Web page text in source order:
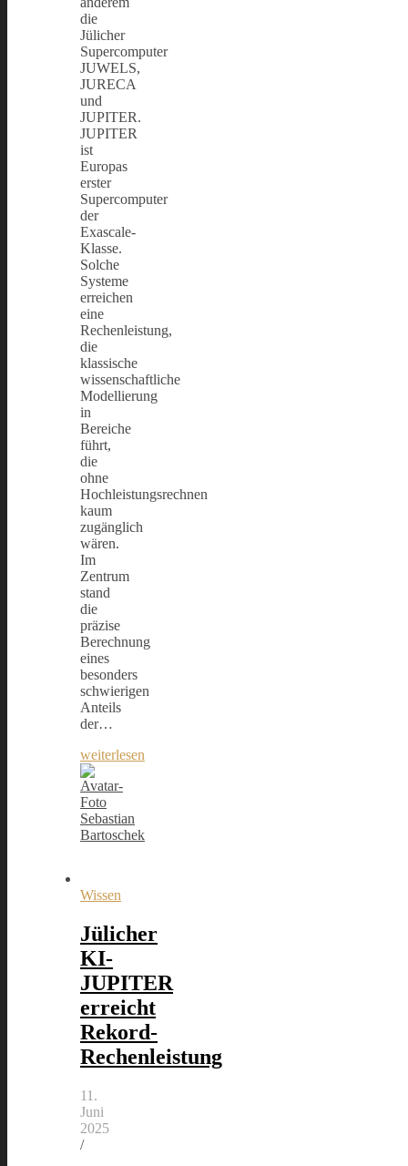
die
Jülicher
Supercomputer
JUWELS,
JURECA
und
JUPITER.
JUPITER
ist
Europas
erster
Supercomputer
der
Exascale-
Klasse.
Solche
Systeme
erreichen
eine
Rechenleistung,
die
klassische
wissenschaftliche
Modellierung
in
Bereiche
führt,
die
ohne
Hochleistungsrechnen
kaum
zugänglich
wären.
Im
Zentrum
stand
die
präzise
Berechnung
eines
besonders
schwierigen
Anteils
der…
weiterlesen
Sebastian
Bartoschek
Wissen
Jülicher
KI-
JUPITER
erreicht
Rekord-
Rechenleistung
11.
Juni
2025
/